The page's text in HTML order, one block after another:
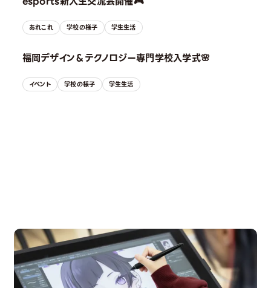
あれこれ 学校の様子 学生生活
福岡デザイン＆テクノロジー専門学校入学式🌸
イベント 学校の様子 学生生活